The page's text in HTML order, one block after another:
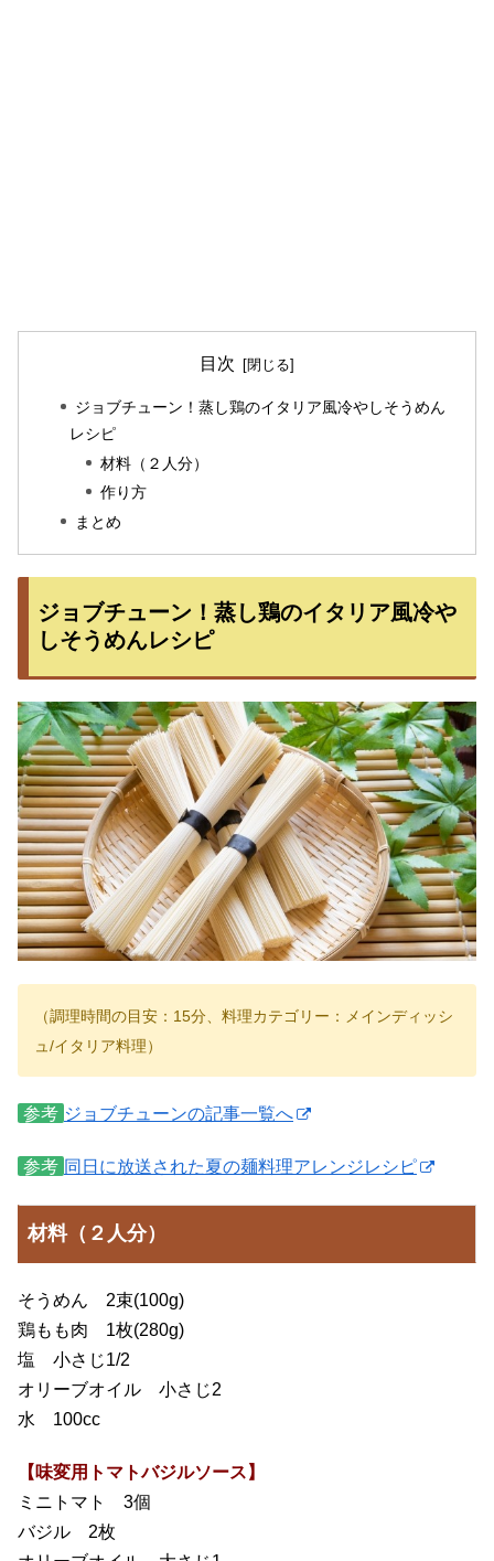
目次
ジョブチューン！蒸し鶏のイタリア風冷やしそうめん
レシピ
材料（２人分）
作り方
まとめ
ジョブチューン！蒸し鶏のイタリア風冷や
しそうめんレシピ
（調理時間の目安：15分、料理カテゴリー：メインディッシ
ュ/イタリア料理）
参考 ジョブチューンの記事一覧へ
参考 同日に放送された夏の麺料理アレンジレシピ
材料（２人分）
そうめん 2束(100g)
鶏もも肉 1枚(280g)
塩 小さじ1/2
オリーブオイル 小さじ2
水 100cc
【味変用トマトバジルソース】
ミニトマト 3個
バジル 2枚